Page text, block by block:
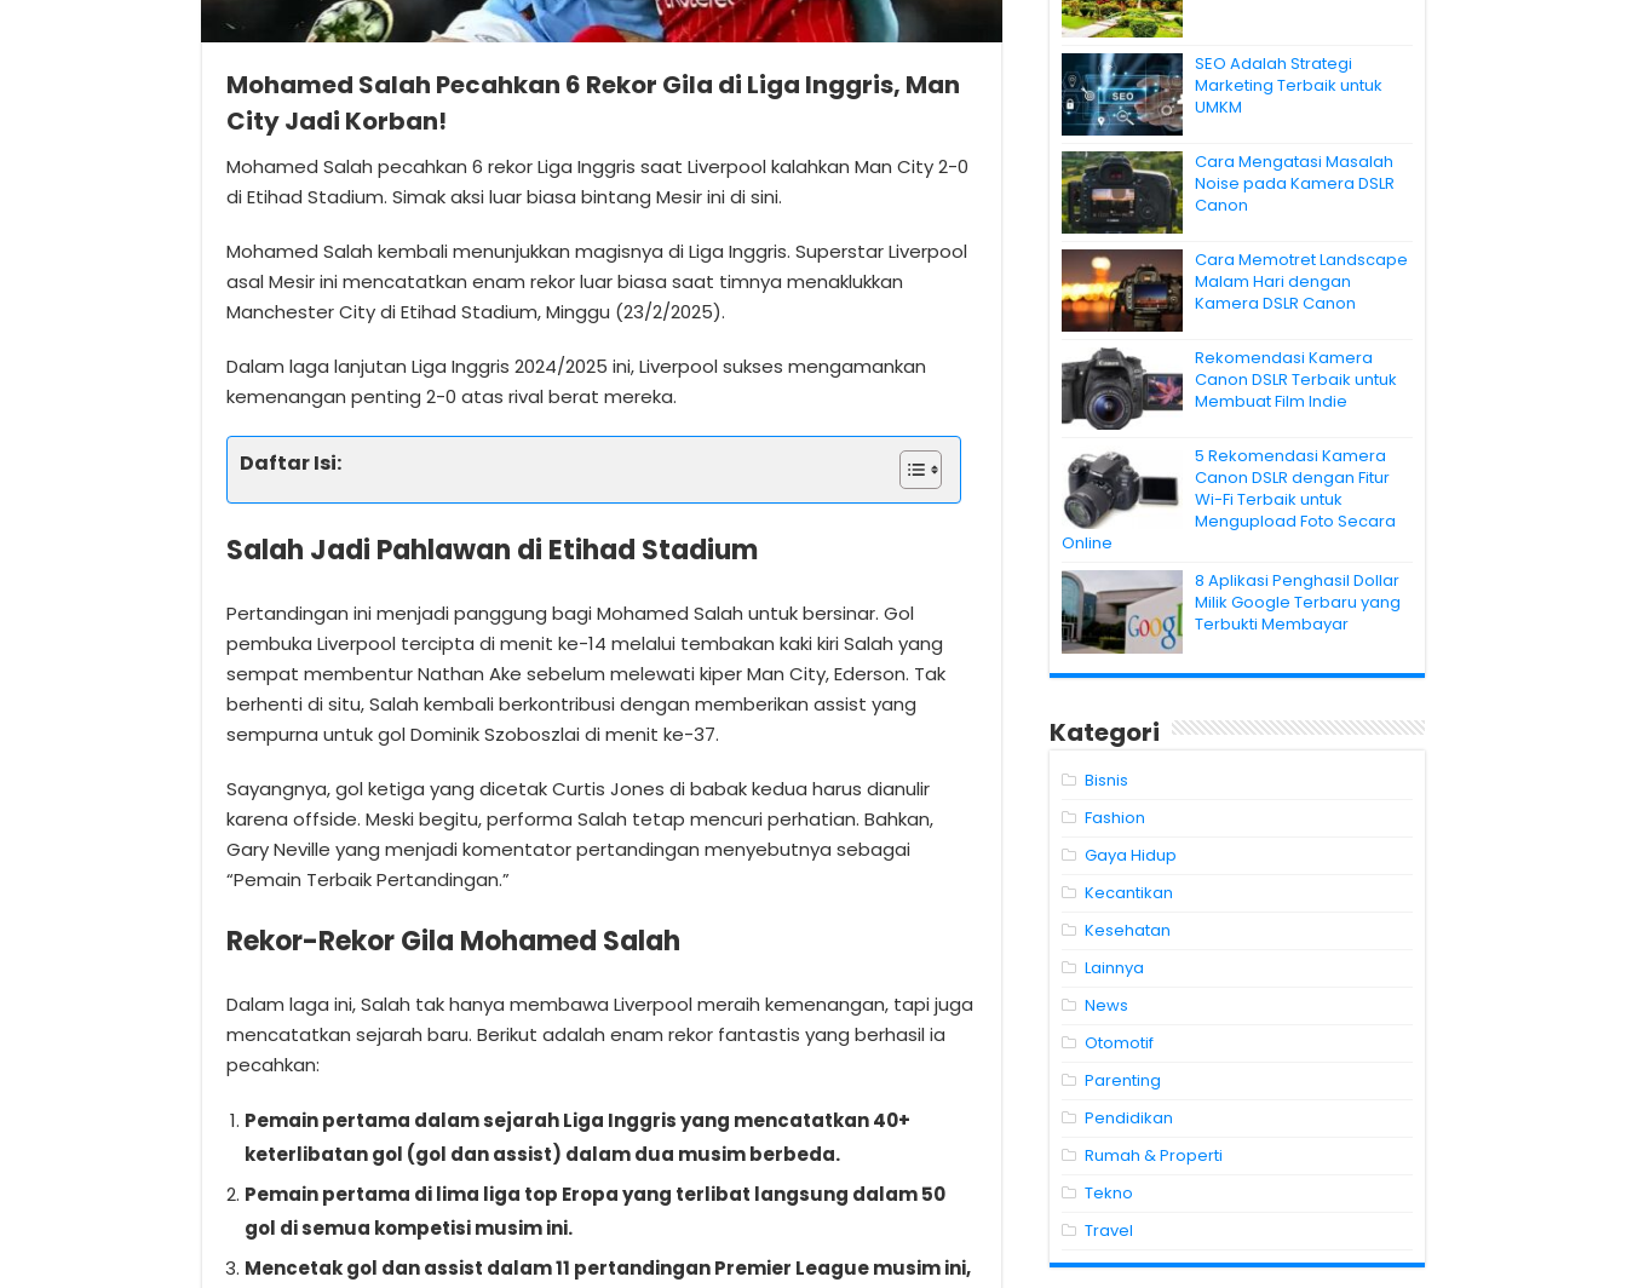
Mohamed Salah Pecahkan 6 Rekor Gila di Liga Inggris, Man
City Jadi Korban!
Mohamed Salah pecahkan 6 rekor Liga Inggris saat Liverpool kalahkan Man City 2-0
di Etihad Stadium. Simak aksi luar biasa bintang Mesir ini di sini.
Mohamed Salah kembali menunjukkan magisnya di Liga Inggris. Superstar Liverpool
asal Mesir ini mencatatkan enam rekor luar biasa saat timnya menaklukkan
Manchester City di Etihad Stadium, Minggu (23/2/2025).
Dalam laga lanjutan Liga Inggris 2024/2025 ini, Liverpool sukses mengamankan
kemenangan penting 2-0 atas rival berat mereka.
Daftar Isi:
Salah Jadi Pahlawan di Etihad Stadium
Pertandingan ini menjadi panggung bagi Mohamed Salah untuk bersinar. Gol
pembuka Liverpool tercipta di menit ke-14 melalui tembakan kaki kiri Salah yang
sempat membentur Nathan Ake sebelum melewati kiper Man City, Ederson. Tak
berhenti di situ, Salah kembali berkontribusi dengan memberikan assist yang
sempurna untuk gol Dominik Szoboszlai di menit ke-37.
Sayangnya, gol ketiga yang dicetak Curtis Jones di babak kedua harus dianulir
karena offside. Meski begitu, performa Salah tetap mencuri perhatian. Bahkan,
Gary Neville yang menjadi komentator pertandingan menyebutnya sebagai
“Pemain Terbaik Pertandingan.”
Rekor-Rekor Gila Mohamed Salah
Dalam laga ini, Salah tak hanya membawa Liverpool meraih kemenangan, tapi juga
mencatatkan sejarah baru. Berikut adalah enam rekor fantastis yang berhasil ia
pecahkan:
Pemain pertama dalam sejarah Liga Inggris yang mencatatkan 40+
keterlibatan gol (gol dan assist) dalam dua musim berbeda.
Pemain pertama di lima liga top Eropa yang terlibat langsung dalam 50
gol di semua kompetisi musim ini.
Mencetak gol dan assist dalam 11 pertandingan Premier League musim ini,
SEO Adalah Strategi
Marketing Terbaik untuk
UMKM
Cara Mengatasi Masalah
Noise pada Kamera DSLR
Canon
Cara Memotret Landscape
Malam Hari dengan
Kamera DSLR Canon
Rekomendasi Kamera
Canon DSLR Terbaik untuk
Membuat Film Indie
5 Rekomendasi Kamera
Canon DSLR dengan Fitur
Wi-Fi Terbaik untuk
Mengupload Foto Secara
Online
8 Aplikasi Penghasil Dollar
Milik Google Terbaru yang
Terbukti Membayar
Kategori
Bisnis
Fashion
Gaya Hidup
Kecantikan
Kesehatan
Lainnya
News
Otomotif
Parenting
Pendidikan
Rumah & Properti
Tekno
Travel